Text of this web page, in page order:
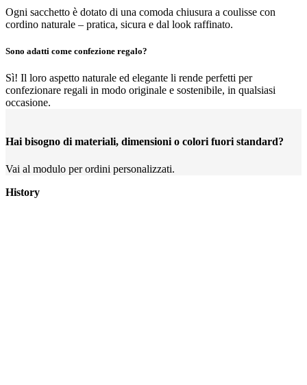
Ogni sacchetto è dotato di una comoda chiusura a coulisse con
cordino naturale – pratica, sicura e dal look raffinato.
Sono adatti come confezione regalo?
Sì! Il loro aspetto naturale ed elegante li rende perfetti per
confezionare regali in modo originale e sostenibile, in qualsiasi
occasione.
Hai bisogno di materiali, dimensioni o colori fuori standard?
Vai al modulo per ordini personalizzati.
History